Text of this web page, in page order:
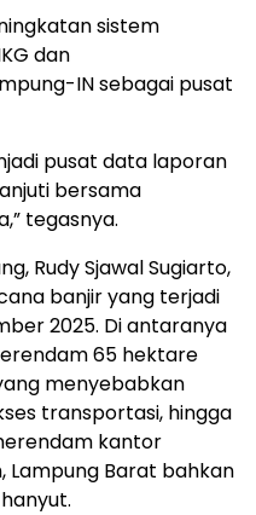
sistem
dan
IN sebagai pusat
pusat data laporan
bersama
tegasnya.
Rudy Sjawal Sugiarto,
banjir yang terjadi
2025. Di antaranya
65 hektare
menyebabkan
transportasi, hingga
kantor
Lampung Barat bahkan